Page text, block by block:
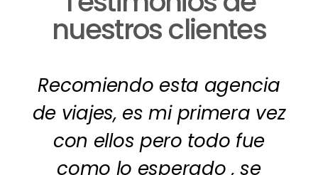
nuestros clientes
Recomiendo esta agencia
de viajes, es mi primera vez
con ellos pero todo fue
como lo esperado , se